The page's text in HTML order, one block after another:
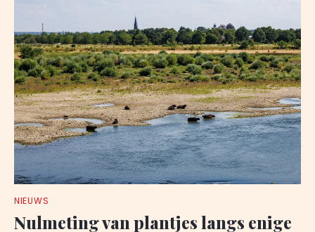
NIEUWS
Nulmeting van plantjes langs enige